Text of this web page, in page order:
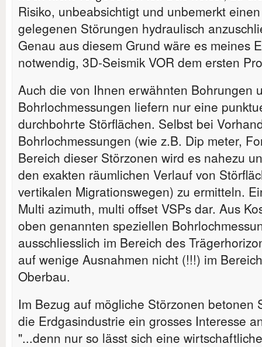
Risiko, unbeabsichtigt und unbemerkt
gelegenen Störungen hydraulisch
Genau aus diesem Grund wäre es meines
notwendig, 3D-Seismik VOR dem ersten
Auch die von Ihnen erwähnten Bohrungen
Bohrlochmessungen liefern nur eine
durchbohrte Störflächen. Selbst bei
Bohrlochmessungen (wie z.B. Dip meter,
Bereich dieser Störzonen wird es nahezu
den exakten räumlichen Verlauf von
vertikalen Migrationswegen) zu ermitteln.
Multi azimuth, multi offset VSPs dar. Aus
oben genannten speziellen
ausschliesslich im Bereich des
auf wenige Ausnahmen nicht (!!!) im
Oberbau.
Im Bezug auf mögliche Störzonen betonen
die Erdgasindustrie ein grosses Interesse
"...denn nur so lässt sich eine